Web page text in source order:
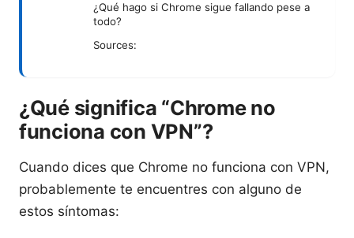
¿Qué hago si Chrome sigue fallando pese a
todo?
Sources:
¿Qué significa “Chrome no
funciona con VPN”?
Cuando dices que Chrome no funciona con VPN,
probablemente te encuentres con alguno de
estos síntomas: